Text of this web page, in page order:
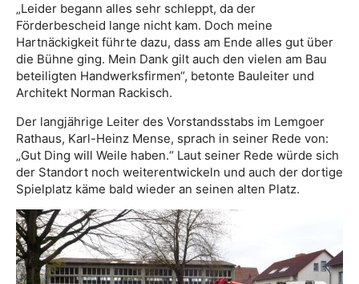
„Leider begann alles sehr schleppt, da der
Förderbescheid lange nicht kam. Doch meine
Hartnäckigkeit führte dazu, dass am Ende alles gut über
die Bühne ging. Mein Dank gilt auch den vielen am Bau
beteiligten Handwerksfirmen“, betonte Bauleiter und
Architekt Norman Rackisch.
Der langjährige Leiter des Vorstandsstabs im Lemgoer
Rathaus, Karl-Heinz Mense, sprach in seiner Rede von:
„Gut Ding will Weile haben.“ Laut seiner Rede würde sich
der Standort noch weiterentwickeln und auch der dortige
Spielplatz käme bald wieder an seinen alten Platz.